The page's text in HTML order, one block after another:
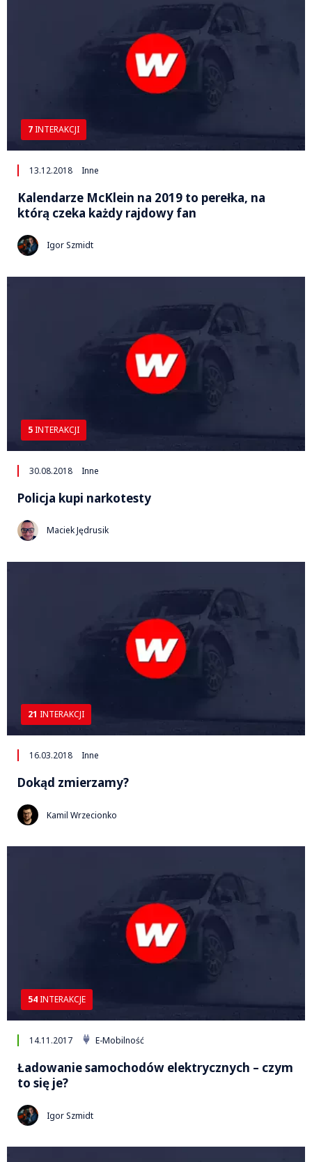
7 INTERAKCJI
13.12.2018 Inne
Kalendarze McKlein na 2019 to perełka, na
którą czeka każdy rajdowy fan
Igor Szmidt
5 INTERAKCJI
30.08.2018 Inne
Policja kupi narkotesty
Maciek Jędrusik
21 INTERAKCJI
16.03.2018 Inne
Dokąd zmierzamy?
Kamil Wrzecionko
54 INTERAKCJE
14.11.2017 E-Mobilność
Ładowanie samochodów elektrycznych – czym
to się je?
Igor Szmidt